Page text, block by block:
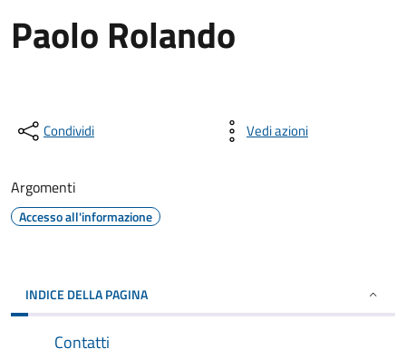
Paolo Rolando
Condividi Vedi azioni
Argomenti
Accesso all'informazione
INDICE DELLA PAGINA
Contatti